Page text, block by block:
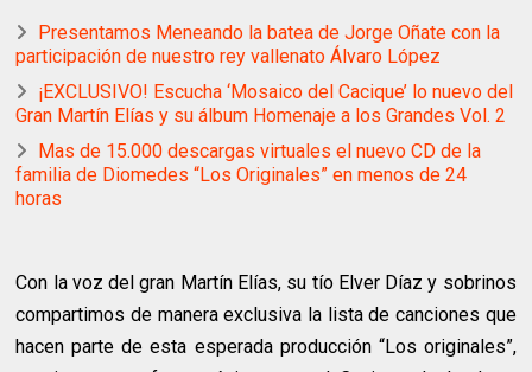
Presentamos Meneando la batea de Jorge Oñate con la
participación de nuestro rey vallenato Álvaro López
¡EXCLUSIVO! Escucha ‘Mosaico del Cacique’ lo nuevo del
Gran Martín Elías y su álbum Homenaje a los Grandes Vol. 2
Mas de 15.000 descargas virtuales el nuevo CD de la
familia de Diomedes “Los Originales” en menos de 24
horas
Con la voz del gran Martín Elías, su tío Elver Díaz y sobrinos
compartimos de manera exclusiva la lista de canciones que
hacen parte de esta esperada producción “Los originales”,